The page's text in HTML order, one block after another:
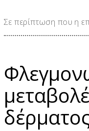
Σε περίπτωση που η